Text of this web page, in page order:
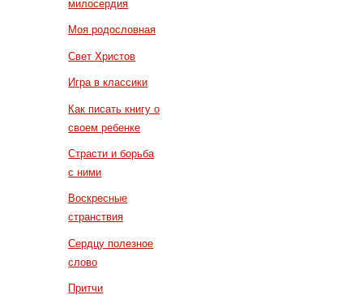
милосердия
Моя родословная
Свет Христов
Игра в классики
Как писать книгу о
своем ребенке
Страсти и борьба
с ними
Воскресные
странствия
Сердцу полезное
слово
Притчи